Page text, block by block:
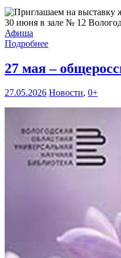
30 июня в зале № 12
Афиша
Подробнее
27 мая –
27.05.2026 Новости, 0+